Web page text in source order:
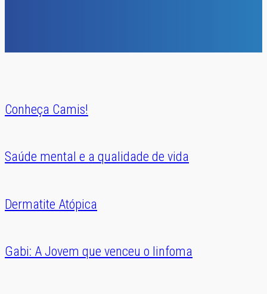
Conheça Camis!
Saúde mental e a qualidade de vida
Dermatite Atópica
Gabi: A Jovem que venceu o linfoma